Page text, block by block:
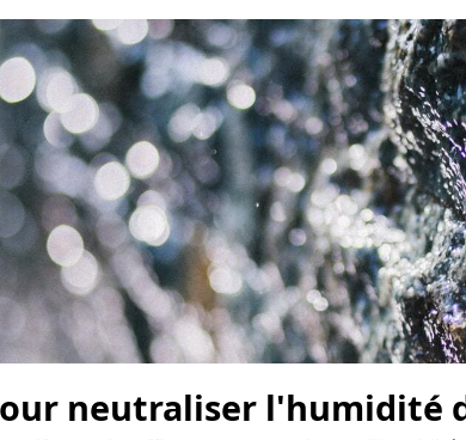
neutraliser l'humidité